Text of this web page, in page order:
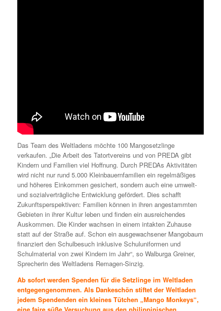
Das Team des Weltladens möchte 100 Mangosetzlinge
verkaufen. „Die Arbeit des Tatortvereins und von PREDA gibt
Kindern und Familien viel Hoffnung. Durch PREDAs Aktivitäten
wird nicht nur rund 5.000 Kleinbauernfamilien ein regelmäßiges
und höheres Einkommen gesichert, sondern auch eine umwelt-
und sozialverträgliche Entwicklung gefördert. Dies schafft
Zukunftsperspektiven: Familien können in ihren angestammten
Gebieten in ihrer Kultur leben und finden ein ausreichendes
Auskommen. Die Kinder wachsen in einem intakten Zuhause
statt auf der Straße auf. Schon ein ausgewachsener Mangobaum
finanziert den Schulbesuch inklusive Schuluniformen und
Schulmaterial von zwei Kindern im Jahr“, so Walburga Greiner,
Sprecherin des Weltladens Remagen-Sinzig.
Ab sofort werden Spenden für die Setzlinge im Weltladen
entgegengenommen. Als Dankeschön stiftet der Weltladen
jedem Spendenden ein kleines Tütchen „Mango Monkeys“,